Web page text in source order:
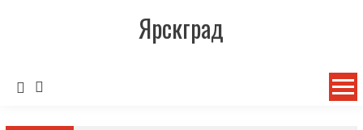
Ярскград